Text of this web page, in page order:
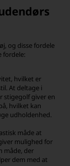
og disse fordele
fordele:
hvilket er
At deltage i
stigegolf giver en
hvilket kan
udholdenhed.
måde at
mulighed for
måde, der
dem med at